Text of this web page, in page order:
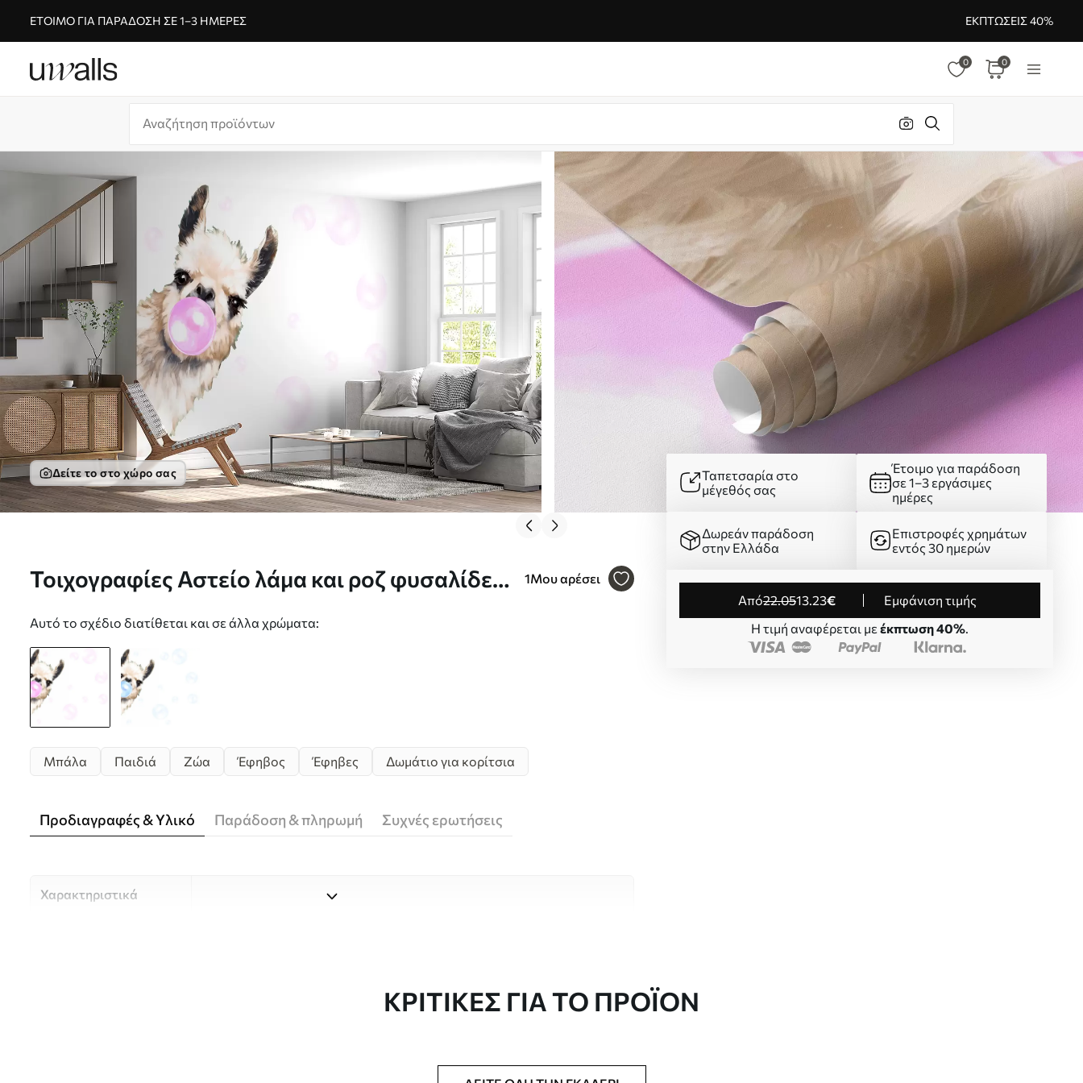
ΈΤΟΙΜΟ ΓΙΑ ΠΑΡΆΔΟΣΗ ΣΕ 1–3 ΗΜΈΡΕΣ ΕΚΠΤΏΣΕΙΣ 40%
0 0
Δείτε το στο χώρο σας
Τοιχογραφίες Αστείο λάμα και ροζ φυσαλίδες
1Μου αρέσει
Αυτό το σχέδιο διατίθεται και σε άλλα χρώματα:
Ταπετσαρία στο
μέγεθός σας
Έτοιμο για παράδοση
σε 1–3 εργάσιμες
ημέρες
Δωρεάν παράδοση
στην Ελλάδα
Επιστροφές χρημάτων
εντός 30 ημερών
από22.0513.23€
Εμφάνιση τιμής
Η τιμή αναφέρεται με έκπτωση 40%.
Μπάλα Παιδιά Ζώα Έφηβος Έφηβες Δωμάτιο για κορίτσια
Προδιαγραφές & Υλικό Παράδοση & πληρωμή Συχνές ερωτήσεις
Χαρακτηριστικά
ΚΡΙΤΙΚΈΣ ΓΙΑ ΤΟ ΠΡΟΪΌΝ